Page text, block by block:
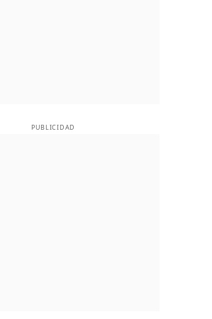
PUBLICIDAD